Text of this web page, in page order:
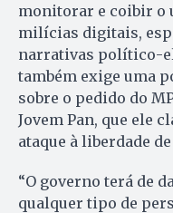
monitorar e coibir o
milícias digitais,
narrativas político-
também exige uma
sobre o pedido do
Jovem Pan, que ele
ataque à liberdade
“O governo terá de
qualquer tipo de